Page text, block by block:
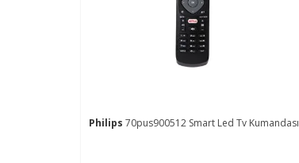
Philips 70pus900512 Smart Led Tv Kumandası